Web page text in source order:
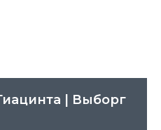
| Выборг